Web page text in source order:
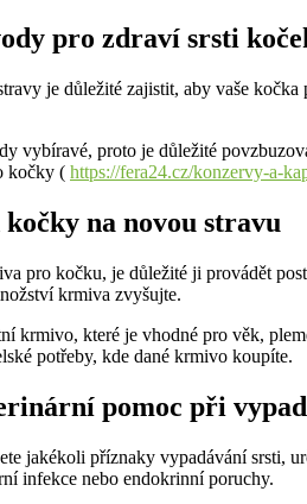
pro zdraví srsti
je důležité zajistit, aby vaše
vybíravé, proto je důležité
kočky ( https://fera24.cz/konzervy-a-
na novou stravu
pro kočku, je důležité ji provádět
krmiva zvyšujte.
krmivo, které je vhodné pro věk,
potřeby, kde dané krmivo koupíte.
pomoc při
jakékoli příznaky vypadávání srsti,
infekce nebo endokrinní poruchy.